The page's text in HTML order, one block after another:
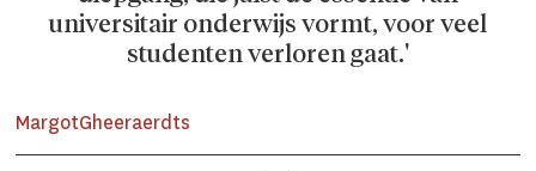
universitair onderwijs vormt, voor veel
studenten verloren gaat.'
MargotGheeraerdts